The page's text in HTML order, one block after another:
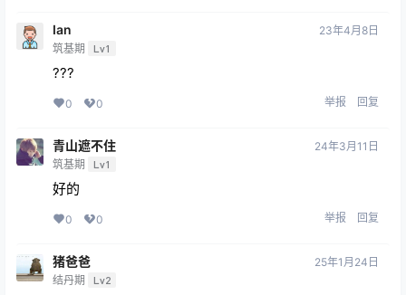
Ian
筑基期 Lv1
23年4月8日
???
0 0 举报 回复
青山遮不住
筑基期 Lv1
24年3月11日
好的
0 0 举报 回复
猪爸爸
结丹期 Lv2
25年1月24日